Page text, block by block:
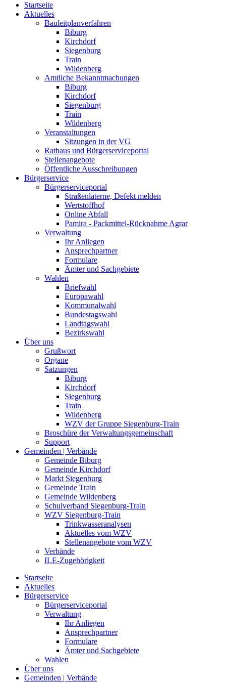
Startseite
Aktuelles
Bauleitplanverfahren
Biburg
Kirchdorf
Siegenburg
Train
Wildenberg
Amtliche Bekanntmachungen
Biburg
Kirchdorf
Siegenburg
Train
Wildenberg
Veranstaltungen
Sitzungen in der VG
Rathaus und Bürgerserviceportal
Stellenangebote
Öffentliche Ausschreibungen
Bürgerservice
Bürgerserviceportal
Straßenlaterne, Defekt melden
Wertstoffhof
Online Abfall
Pamira - Packmittel-Rücknahme Agrar
Verwaltung
Ihr Anliegen
Ansprechpartner
Formulare
Ämter und Sachgebiete
Wahlen
Briefwahl
Europawahl
Kommunalwahl
Bundestagswahl
Landtagswahl
Bezirkswahl
Über uns
Grußwort
Organe
Satzungen
Biburg
Kirchdorf
Siegenburg
Train
Wildenberg
WZV der Gruppe Siegenburg-Train
Broschüre der Verwaltungsgemeinschaft
Support
Gemeinden | Verbände
Gemeinde Biburg
Gemeinde Kirchdorf
Markt Siegenburg
Gemeinde Train
Gemeinde Wildenberg
Schulverband Siegenburg-Train
WZV Siegenburg-Train
Trinkwasseranalysen
Aktuelles vom WZV
Stellenangebote vom WZV
Verbände
ILE-Zugehörigkeit
Startseite
Aktuelles
Bürgerservice
Bürgerserviceportal
Verwaltung
Ihr Anliegen
Ansprechpartner
Formulare
Ämter und Sachgebiete
Wahlen
Über uns
Gemeinden | Verbände